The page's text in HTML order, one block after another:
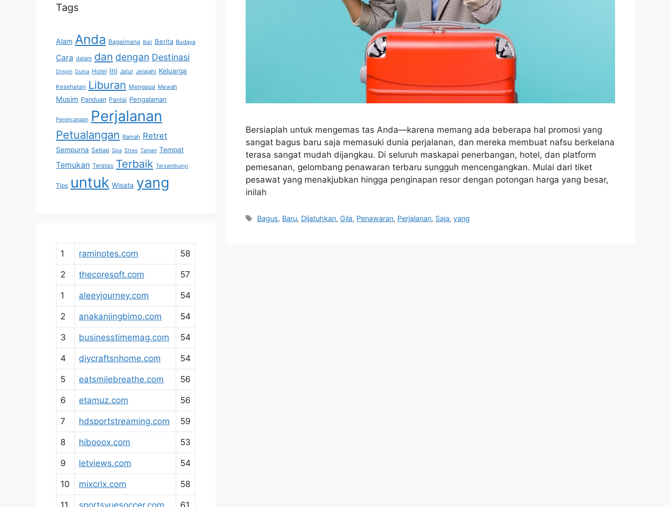
Bersiaplah untuk mengemas tas Anda—karena memang ada beberapa hal promosi yang
sangat bagus baru saja memasuki dunia perjalanan, dan mereka membuat nafsu berkelana
terasa sangat mudah dijangkau. Di seluruh maskapai penerbangan, hotel, dan platform
pemesanan, gelombang penawaran terbaru sungguh mencengangkan. Mulai dari tiket
pesawat yang menakjubkan hingga penginapan resor dengan potongan harga yang besar,
inilah
Tags
Bagus, Baru, Dijatuhkan, Gila, Penawaran, Perjalanan, Saja,yang
Tags
Alam Anda Bagaimana Bali Berita Budaya
Cara dalam dan dengan Destinasi
Dingin Dunia Hotel Ini Jalur Jelajahi Keluarga
Kesehatan Liburan Mengapa Mewah
Musim Panduan Pantai Pengalaman
Perencanaan Perjalanan
Petualangan Ramah Retret
Sempurna Setiap Spa Stres Taman Tempat
Temukan Teratas Terbaik Tersembunyi
Tips untuk Wisata yang
1 raminotes.com 58
2 thecoresoft.com 57
1 aleeyjourney.com 54
2 anakanjingbimo.com 54
3 businesstimemag.com 54
4 diycraftsnhome.com 54
5 eatsmilebreathe.com 56
6 etamuz.com 56
7 hdsportstreaming.com 59
8 hibooox.com 53
9 letviews.com 54
10 mixcrix.com 58
11 sportsvuesoccer.com 61